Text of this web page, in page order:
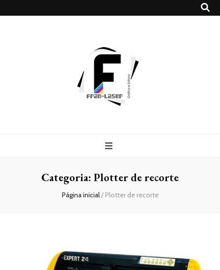
Categoria: Plotter de recorte
Página inicial/ Plotter de recorte